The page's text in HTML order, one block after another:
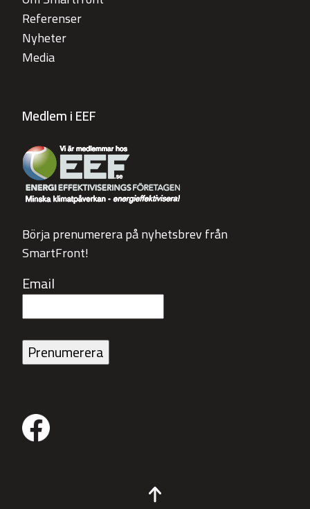
Referenser
Nyheter
Media
Medlem i EEF
Börja prenumerera på nyhetsbrev från
SmartFront!
Email